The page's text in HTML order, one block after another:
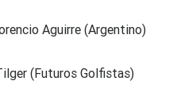
(Argentino)
(Futuros Golfistas)